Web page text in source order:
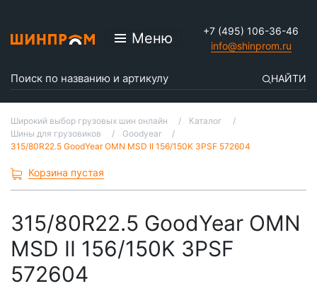
Меню
+7 (495) 106-36-46
info@shinprom.ru
НАЙТИ
Широкий выбор грузовых шин онлайн
Каталог
Шины для грузовиков
Goodyear
315/80R22.5 GoodYear OMN MSD II 156/150K 3PSF 572604
Корзина пустая
315/80R22.5 GoodYear OMN
MSD II 156/150K 3PSF
572604